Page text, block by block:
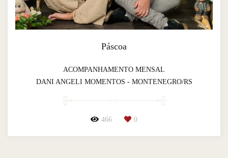
Páscoa
ACOMPANHAMENTO MENSAL
DANI ANGELI MOMENTOS - MONTENEGRO/RS
466 0